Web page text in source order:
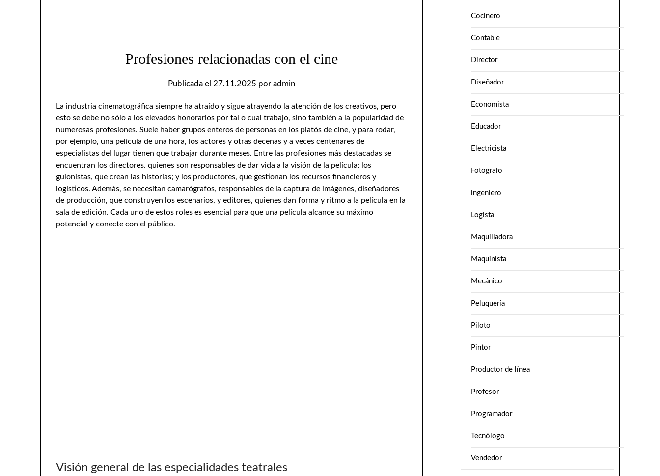
Profesiones relacionadas con el cine
Publicada el 27.11.2025 por admin
La industria cinematográfica siempre ha atraído y sigue atrayendo la atención de los creativos, pero
esto se debe no sólo a los elevados honorarios por tal o cual trabajo, sino también a la popularidad de
numerosas profesiones. Suele haber grupos enteros de personas en los platós de cine, y para rodar,
por ejemplo, una película de una hora, los actores y otras decenas y a veces centenares de
especialistas del lugar tienen que trabajar durante meses. Entre las profesiones más destacadas se
encuentran los directores, quienes son responsables de dar vida a la visión de la película; los
guionistas, que crean las historias; y los productores, que gestionan los recursos financieros y
logísticos. Además, se necesitan camarógrafos, responsables de la captura de imágenes, diseñadores
de producción, que construyen los escenarios, y editores, quienes dan forma y ritmo a la película en la
sala de edición. Cada uno de estos roles es esencial para que una película alcance su máximo
potencial y conecte con el público.
Visión general de las especialidades teatrales
Cocinero
Contable
Director
Diseñador
Economista
Educador
Electricista
Fotógrafo
ingeniero
Logista
Maquilladora
Maquinista
Mecánico
Peluquería
Piloto
Pintor
Productor de línea
Profesor
Programador
Tecnólogo
Vendedor